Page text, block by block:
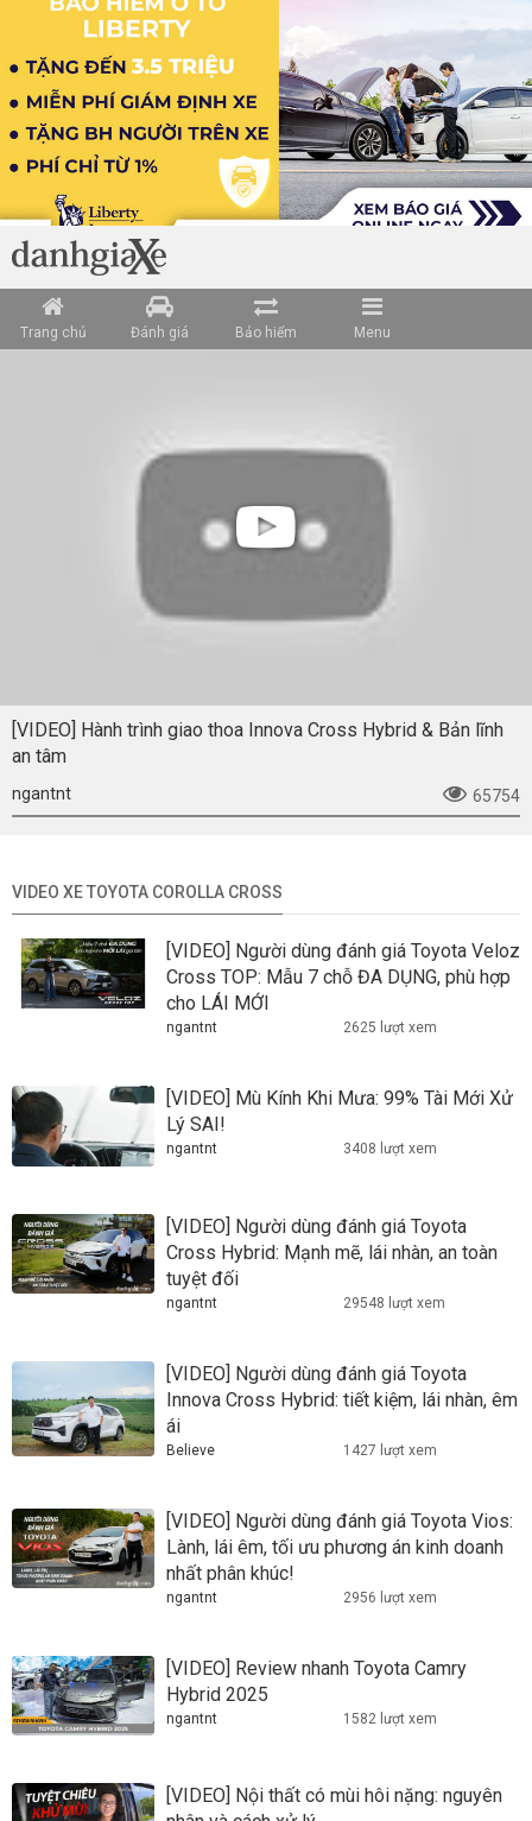
Trang chủ Đánh giá Bảo hiểm Menu
[VIDEO] Hành trình giao thoa Innova Cross Hybrid & Bản lĩnh
an tâm
ngantnt 65754
VIDEO XE TOYOTA COROLLA CROSS
[VIDEO] Người dùng đánh giá Toyota Veloz
Cross TOP: Mẫu 7 chỗ ĐA DỤNG, phù hợp
cho LÁI MỚI
ngantnt 2625 lượt xem
[VIDEO] Mù Kính Khi Mưa: 99% Tài Mới Xử
Lý SAI!
ngantnt 3408 lượt xem
[VIDEO] Người dùng đánh giá Toyota
Cross Hybrid: Mạnh mẽ, lái nhàn, an toàn
tuyệt đối
ngantnt 29548 lượt xem
[VIDEO] Người dùng đánh giá Toyota
Innova Cross Hybrid: tiết kiệm, lái nhàn, êm
ái
Believe 1427 lượt xem
[VIDEO] Người dùng đánh giá Toyota Vios:
Lành, lái êm, tối ưu phương án kinh doanh
nhất phân khúc!
ngantnt 2956 lượt xem
[VIDEO] Review nhanh Toyota Camry
Hybrid 2025
ngantnt 1582 lượt xem
[VIDEO] Nội thất có mùi hôi nặng: nguyên